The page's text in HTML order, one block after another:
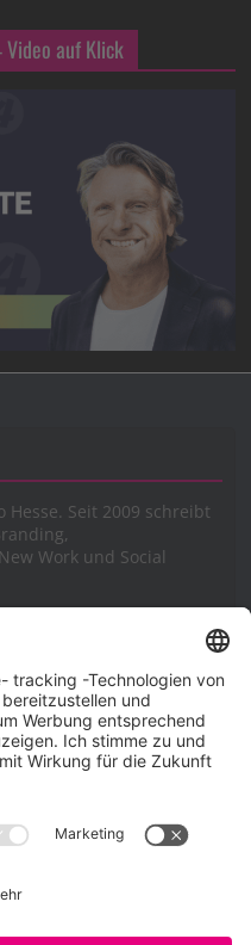
Video auf Klick
Hesse. Seit 2009 schreibt
Work und Social